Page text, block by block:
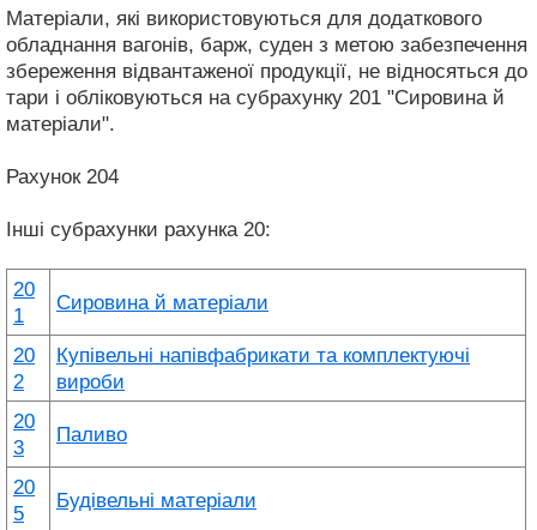
Матеріали, які використовуються для додаткового
обладнання вагонів, барж, суден з метою забезпечення
збереження відвантаженої продукції, не відносяться до
тари і обліковуються на субрахунку 201 "Сировина й
матеріали".
Рахунок 204
Інші субрахунки рахунка 20:
20
1
Сировина й матеріали
20
2
Купівельні напівфабрикати та комплектуючі
вироби
20
3
Паливо
20
5
Будівельні матеріали